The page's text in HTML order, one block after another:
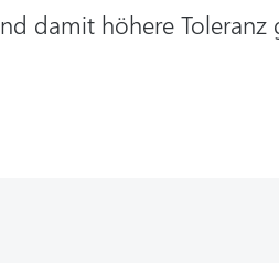
damit höhere